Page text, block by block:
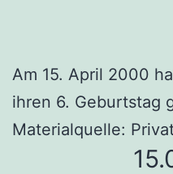
Am 15. April 2000
ihren 6. Geburtstag
Materialquelle: